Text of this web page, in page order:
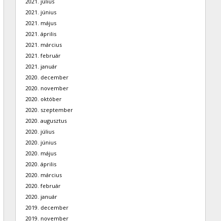
2021. június
2021. május
2021. április
2021. március
2021. február
2021. január
2020. december
2020. november
2020. október
2020. szeptember
2020. augusztus
2020. július
2020. június
2020. május
2020. április
2020. március
2020. február
2020. január
2019. december
2019. november